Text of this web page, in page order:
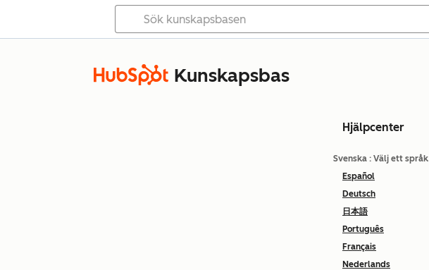
Kunskapsbas
Hjälpcenter
Svenska : Välj ett språk
Español
Deutsch
日本語
Português
Français
Nederlands